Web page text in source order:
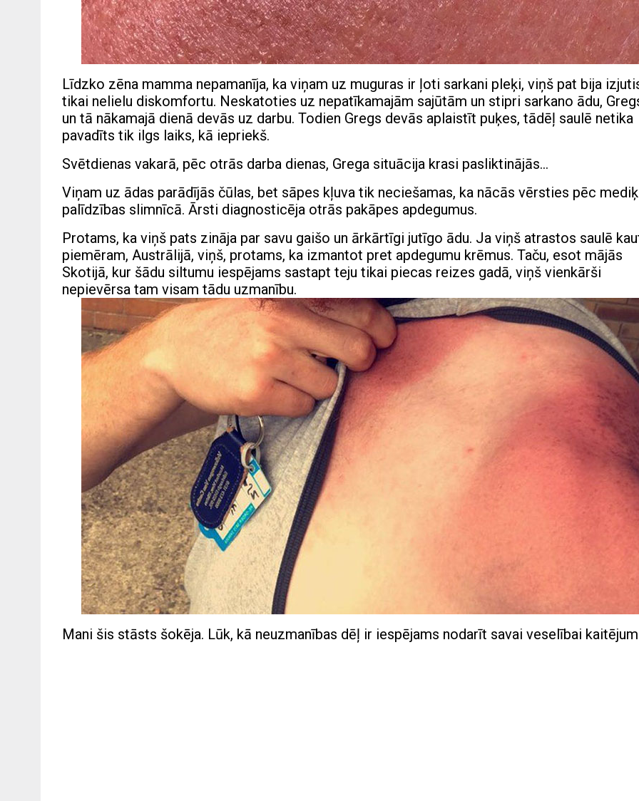
Līdzko zēna mamma nepamanīja, ka viņam uz muguras ir ļoti sarkani pleķi, viņš pat bija
tikai nelielu diskomfortu. Neskatoties uz nepatīkamajām sajūtām un stipri sarkano ādu,
un tā nākamajā dienā devās uz darbu. Todien Gregs devās aplaistīt puķes, tādēļ saulē netika
pavadīts tik ilgs laiks, kā iepriekš.
Svētdienas vakarā, pēc otrās darba dienas, Grega situācija krasi pasliktinājās…
Viņam uz ādas parādījās čūlas, bet sāpes kļuva tik neciešamas, ka nācās vērsties pēc
palīdzības slimnīcā. Ārsti diagnosticēja otrās pakāpes apdegumus.
Protams, ka viņš pats zināja par savu gaišo un ārkārtīgi jutīgo ādu. Ja viņš atrastos saulē
piemēram, Austrālijā, viņš, protams, ka izmantot pret apdegumu krēmus. Taču, esot mājās
Skotijā, kur šādu siltumu iespējams sastapt teju tikai piecas reizes gadā, viņš vienkārši
nepievērsa tam visam tādu uzmanību.
Mani šis stāsts šokēja. Lūk, kā neuzmanības dēļ ir iespējams nodarīt savai veselībai